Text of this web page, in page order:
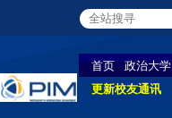
首页 政治大学
更新校友通讯